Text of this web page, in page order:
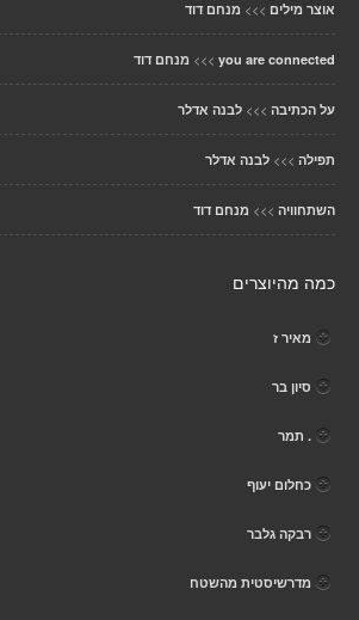
אוצר מילים >>> מנחם דוד
you are connected
>>> מנחם דוד
על הכתיבה >>> לבנה אדלר
תפילה >>> לבנה אדלר
השתחוויה >>> מנחם דוד
כמה מהיוצרים
מאיר ז
סיון בר
. תמר
כחלום יעוף
רבקה גלבר
מדרשיסטית מהשטח